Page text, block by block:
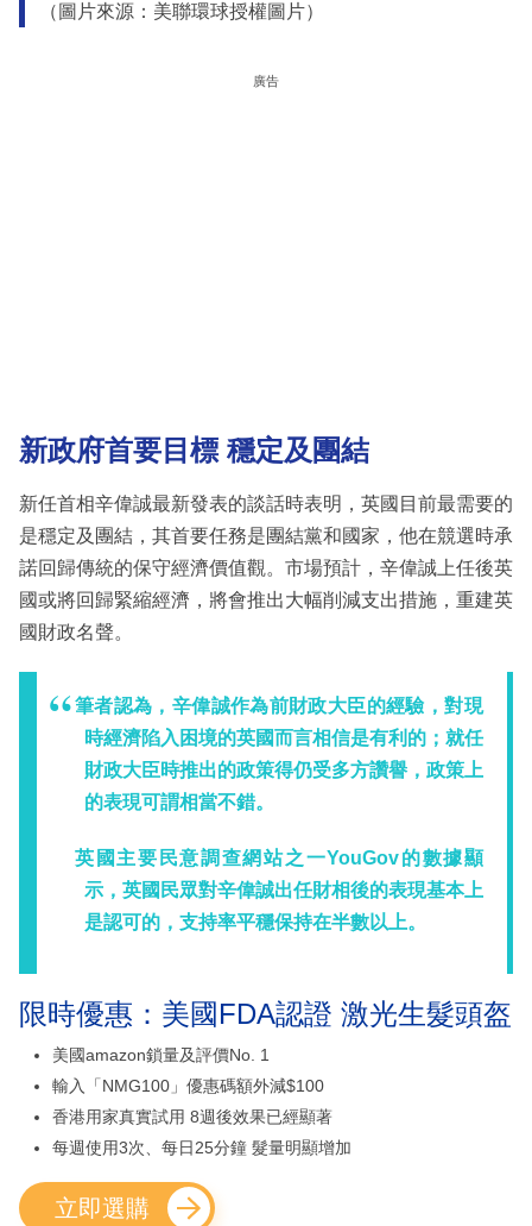
（圖片來源：美聯環球授權圖片）
廣告
新政府首要目標 穩定及團結
新任首相辛偉誠最新發表的談話時表明，英國目前最需要的
是穩定及團結，其首要任務是團結黨和國家，他在競選時承
諾回歸傳統的保守經濟價值觀。市場預計，辛偉誠上任後英
國或將回歸緊縮經濟，將會推出大幅削減支出措施，重建英
國財政名聲。
筆者認為，辛偉誠作為前財政大臣的經驗，對現
時經濟陷入困境的英國而言相信是有利的；就任
財政大臣時推出的政策得仍受多方讚譽，政策上
的表現可謂相當不錯。
英國主要民意調查網站之一YouGov的數據顯
示，英國民眾對辛偉誠出任財相後的表現基本上
是認可的，支持率平穩保持在半數以上。
限時優惠：美國FDA認證 激光生髮頭盔
美國amazon鎖量及評價No. 1
輸入「NMG100」優惠碼額外減$100
香港用家真實試用 8週後效果已經顯著
每週使用3次、每日25分鐘 髮量明顯增加
立即選購